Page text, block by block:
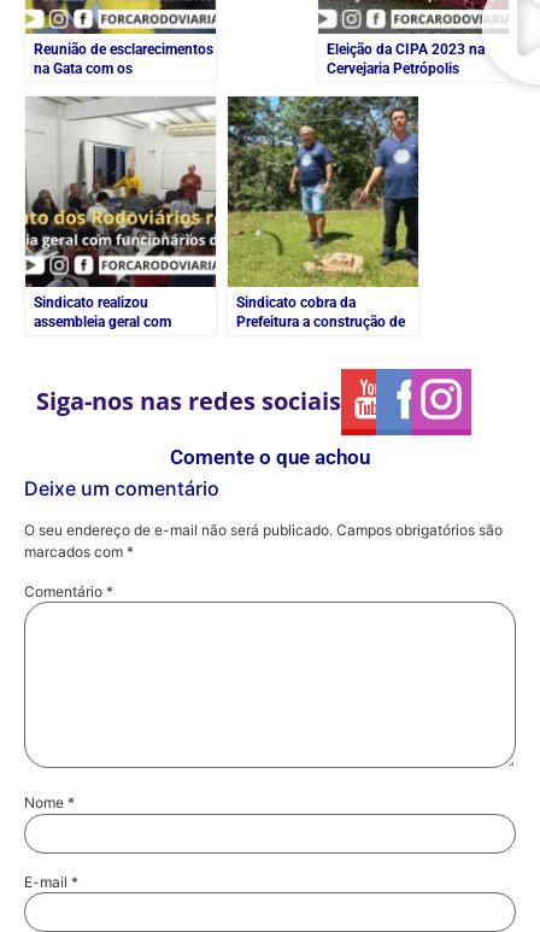
Reunião de esclarecimentos
na Gata com os
Eleição da CIPA 2023 na
Cervejaria Petrópolis
Sindicato realizou
assembleia geral com
Sindicato cobra da
Prefeitura a construção de
Siga-nos nas redes sociais
Comente o que achou
Deixe um comentário
O seu endereço de e-mail não será publicado. Campos obrigatórios são
marcados com *
Comentário *
Nome *
E-mail *